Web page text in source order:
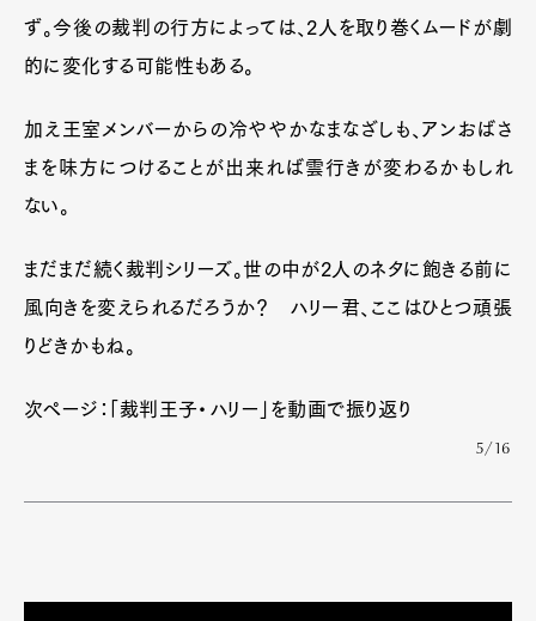
ProductCultureLifestyle
ず。今後の裁判の行方によっては、2人を取り巻くムードが劇
的に変化する可能性もある。
加え王室メンバーからの冷ややかなまなざしも、アンおばさ
まを味方につけることが出来れば雲行きが変わるかもしれ
ない。
まだまだ続く裁判シリーズ。世の中が2人のネタに飽きる前に
風向きを変えられるだろうか？ ハリー君、ここはひとつ頑張
りどきかもね。
次ページ：「裁判王子・ハリー」を動画で振り返り
5/16